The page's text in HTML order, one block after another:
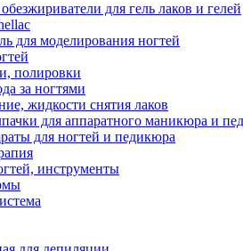
для гель лаков и гелей
для моделирования ногтей
полировки
за ногтями
жидкости снятия лаков
для аппаратного маникюра и
для ногтей и педикюра
инструменты